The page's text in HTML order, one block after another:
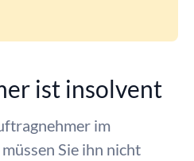
ist insolvent
im
Sie ihn nicht